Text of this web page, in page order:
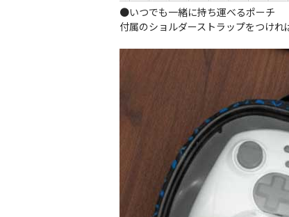
●いつでも一緒に持ち運べるポーチ
付属のショルダーストラップをつけ